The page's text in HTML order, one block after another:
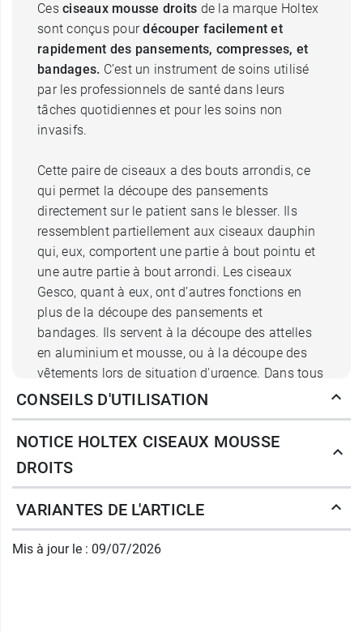
Ces ciseaux mousse droits de la marque Holtex
sont conçus pourdécouper facilement et
rapidement des pansements, compresses, et
bandages. C’est un instrument de soins utilisé
par les professionnels de santé dans leurs
tâches quotidiennes et pour les soins non
invasifs.
Cette paire de ciseaux a des bouts arrondis, ce
qui permet la découpe des pansements
directement sur le patient sans le blesser. Ils
ressemblent partiellement aux ciseaux dauphin
qui, eux, comportent une partie à bout pointu et
une autre partie à bout arrondi. Les ciseaux
Gesco, quant à eux, ont d’autres fonctions en
plus de la découpe des pansements et
bandages. Ils servent à la découpe des attelles
en aluminium et mousse, ou à la découpe des
vêtements lors de situation d'urgence. Dans tous
les cas, ces trois types de ciseaux ne sont pas
Les caractéristiques des ciseaux
mousse droits Holtex
Conçus en acier inoxydable, les ciseaux mousse
CONSEILS D'UTILISATION
NOTICE HOLTEX CISEAUX MOUSSE
DROITS
VARIANTES DE L'ARTICLE
Mis à jour le : 09/07/2026